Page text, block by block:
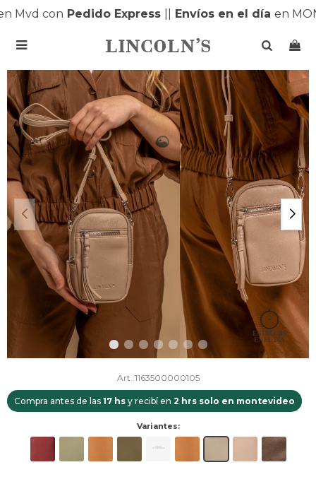
Mvd conPedido Express|| Envíos en el díaen

1163500000105
Compra antes de las 17 hs y recibí en 2 hrs solo en montevideo
Variantes: